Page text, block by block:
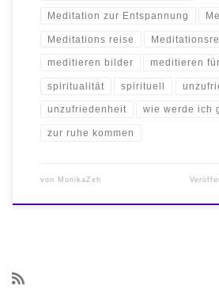
Meditation zur Entspannung
Meditations reise
meditieren bilder meditieren
spiritualität spirituell
unzufriedenheit wie werde ich
zur ruhe kommen
von MonikaZeh